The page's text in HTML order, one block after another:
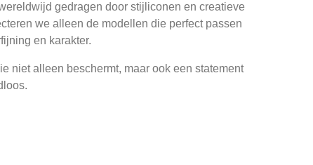
gedragen door stijliconen en creatieve
we alleen de modellen die perfect passen
en karakter.
niet alleen beschermt, maar ook een statement